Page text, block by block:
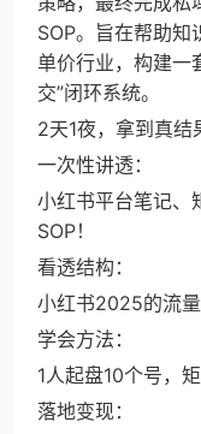
SOP。旨在帮助
单价行业，构建一
交”闭环系统。
2天1夜，拿到真结
一次性讲透：
小红书平台笔记、
SOP！
看透结构：
小红书2025的流量
学会方法：
1人起盘10个号，
落地变现：